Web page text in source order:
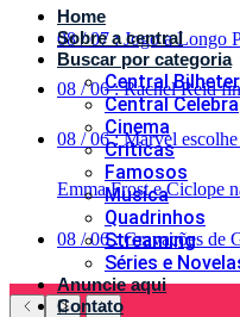
08 / 07 : Jogo a Longo
08 / 06 : Rachel Reid
08 / 06 : Marvel
Emma Frost e Ciclope
08 / 06 : Gravações de
Home
Sobre a central
Buscar por categoria
Central
Central Celebra
Cinema
Críticas
Famosos
Musica
Quadrinhos
Streaming
Séries e
Anuncie aqui
Contato